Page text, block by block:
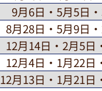
9月6日・5月5日
8月28日・5月9日
12月14日・2月5日
12月4日・1月22日
12月13日・1月21日